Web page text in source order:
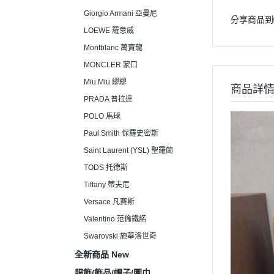
Giorgio Armani 亞曼尼
LOEWE 羅意威
Montblanc 萬寶龍
MONCLER 蒙口
Miu Miu 繆繆
PRADA 普拉達
POLO 馬球
Paul Smith 保羅史密斯
Saint Laurent (YSL) 聖羅蘭
TODS 托德斯
Tiffany 蒂夫尼
Versace 凡賽斯
Valentino 范倫鐵諾
Swarovski 施華洛世奇
全新商品 New
分享商品到
商品詳情